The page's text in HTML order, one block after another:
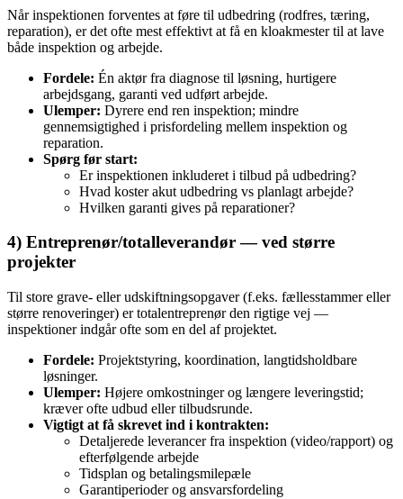
Når inspektionen forventes at føre til udbedring (rodfres, tæring,
reparation), er det ofte mest effektivt at få en kloakmester til at lave
både inspektion og arbejde.
Fordele: Én aktør fra diagnose til løsning, hurtigere
arbejdsgang, garanti ved udført arbejde.
Ulemper: Dyrere end ren inspektion; mindre
gennemsigtighed i prisfordeling mellem inspektion og
reparation.
Spørg før start:
Er inspektionen inkluderet i tilbud på udbedring?
Hvad koster akut udbedring vs planlagt arbejde?
Hvilken garanti gives på reparationer?
4) Entreprenør/totalleverandør — ved større
projekter
Til store grave‑ eller udskiftningsopgaver (f.eks. fællesstammer eller
større renoveringer) er totalentreprenør den rigtige vej —
inspektioner indgår ofte som en del af projektet.
Fordele: Projektstyring, koordination, langtidsholdbare
løsninger.
Ulemper: Højere omkostninger og længere leveringstid;
kræver ofte udbud eller tilbudsrunde.
Vigtigt at få skrevet ind i kontrakten:
Detaljerede leverancer fra inspektion (video/rapport) og
efterfølgende arbejde
Tidsplan og betalingsmilepæle
Garantiperioder og ansvarsfordeling